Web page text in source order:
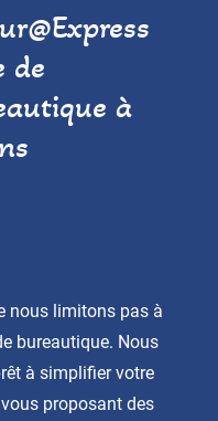
de
à
nous limitons pas à
bureautique. Nous
à simplifier votre
proposant des